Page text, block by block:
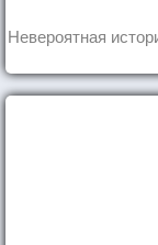
Невероятная